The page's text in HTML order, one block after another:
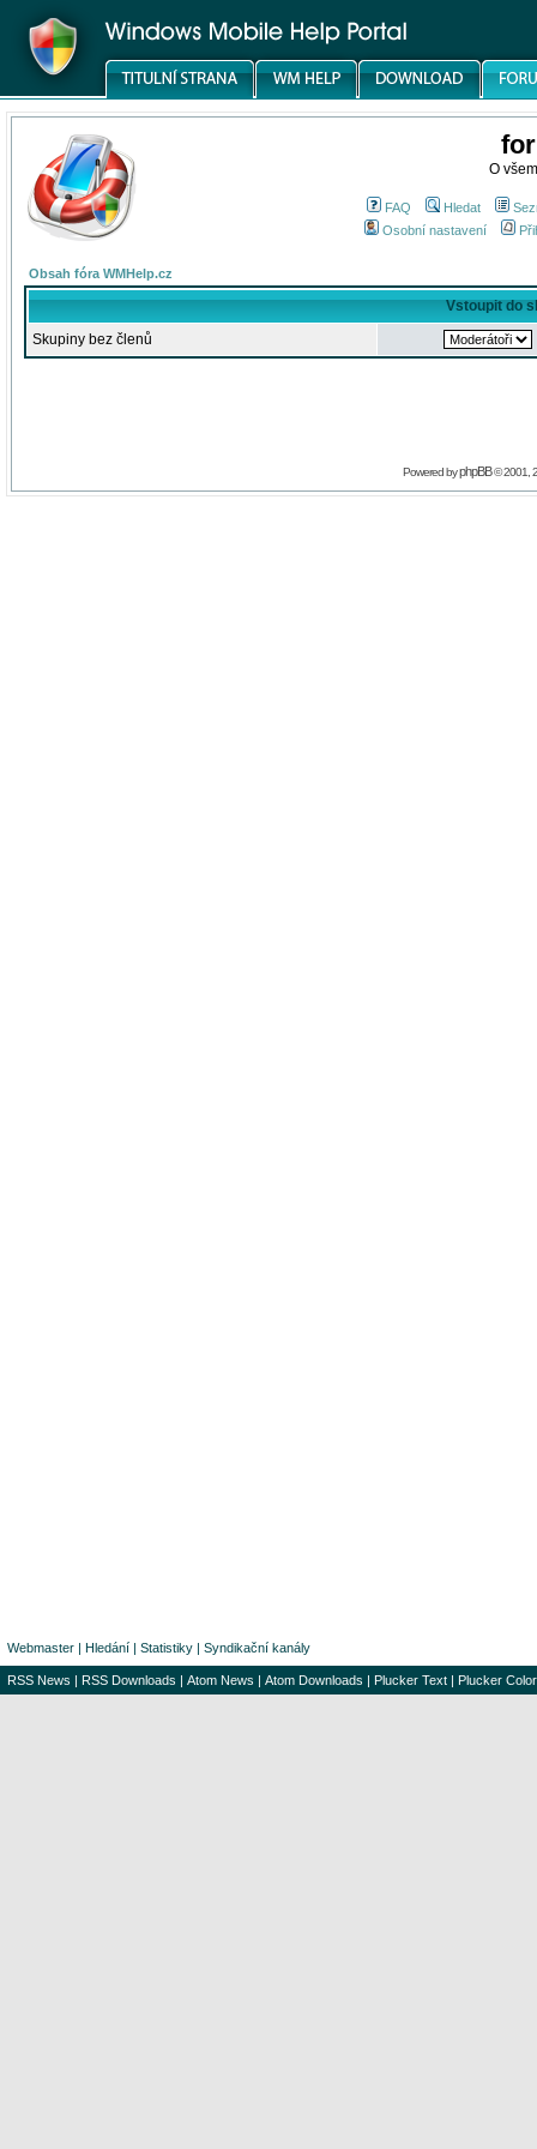
O
FAQ Hledat
Osobní nastavení
Obsah fóra WMHelp.cz
Vstoupit do
Skupiny bez členů
Powered byphpBB© 2001,
Webmaster | Hledání | Statistiky | Syndikační kanály
RSS News | RSS Downloads | Atom News | Atom Downloads | Plucker Text | Plucker Color